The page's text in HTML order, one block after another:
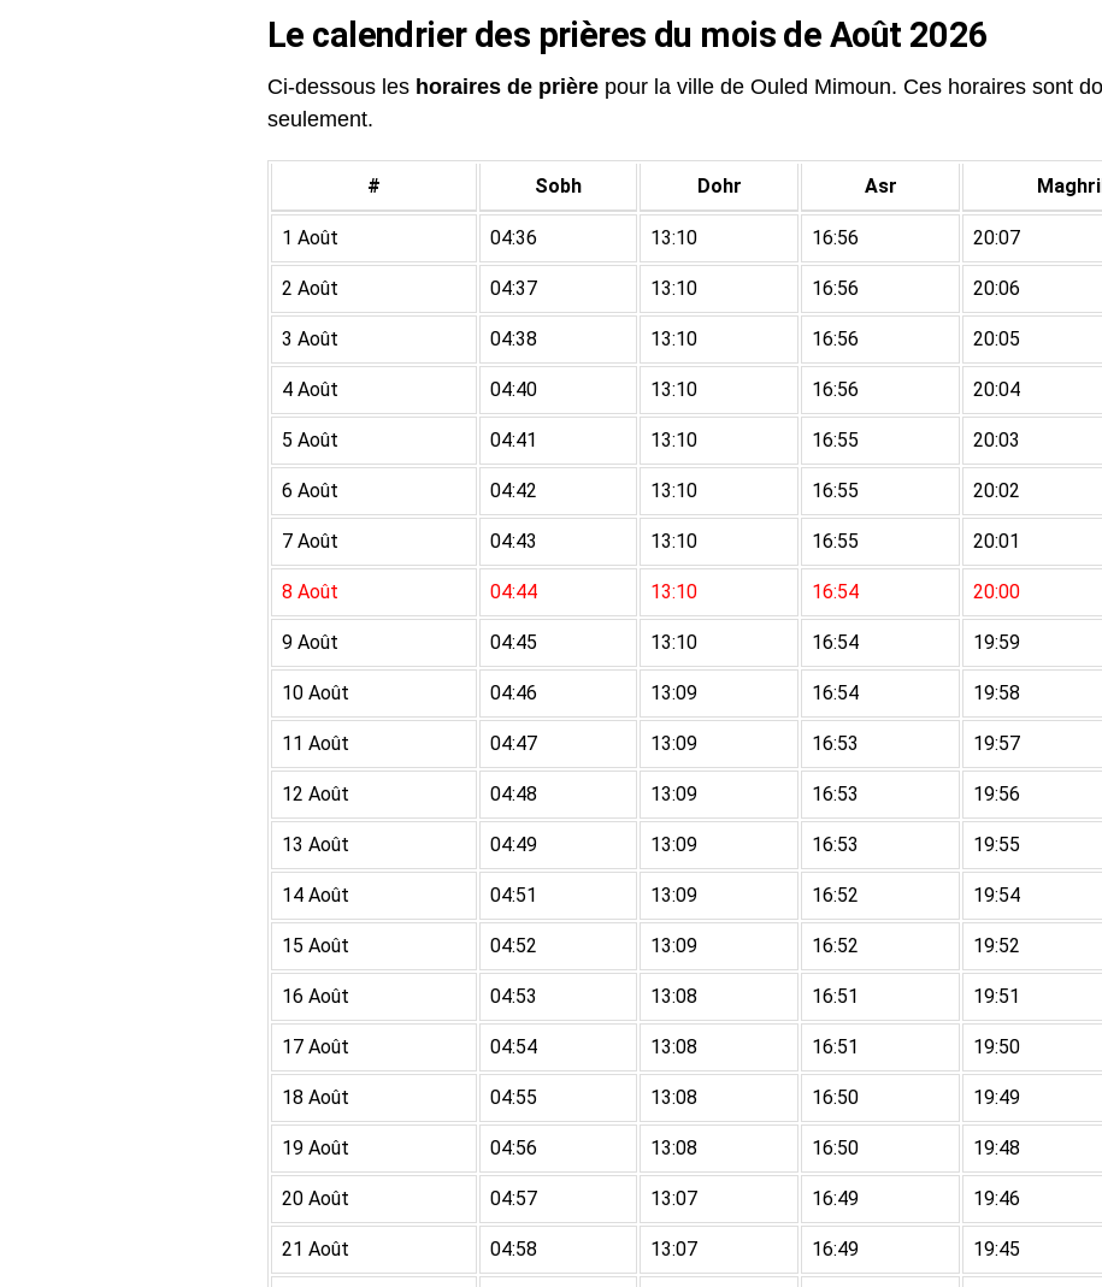
Le calendrier des prières du mois de Août 2026
Ci-dessous les horaires de prière pour la ville de Ouled Mimoun. Ces horaires sont
seulement.
# Sobh Dohr Asr
1 Août 04:36 13:10 16:56 20:07
2 Août 04:37 13:10 16:56 20:06
3 Août 04:38 13:10 16:56 20:05
4 Août 04:40 13:10 16:56 20:04
5 Août 04:41 13:10 16:55 20:03
6 Août 04:42 13:10 16:55 20:02
7 Août 04:43 13:10 16:55 20:01
8 Août 04:44 13:10 16:54 20:00
9 Août 04:45 13:10 16:54 19:59
10 Août 04:46 13:09 16:54 19:58
11 Août 04:47 13:09 16:53 19:57
12 Août 04:48 13:09 16:53 19:56
13 Août 04:49 13:09 16:53 19:55
14 Août 04:51 13:09 16:52 19:54
15 Août 04:52 13:09 16:52 19:52
16 Août 04:53 13:08 16:51 19:51
17 Août 04:54 13:08 16:51 19:50
18 Août 04:55 13:08 16:50 19:49
19 Août 04:56 13:08 16:50 19:48
20 Août 04:57 13:07 16:49 19:46
21 Août 04:58 13:07 16:49 19:45